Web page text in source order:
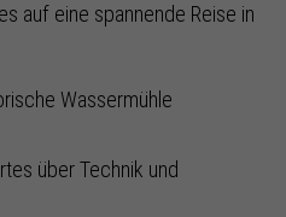
auf eine spannende Reise in
Wassermühle
über Technik und